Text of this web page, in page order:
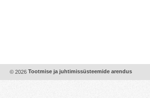
© 2026 Tootmise ja juhtimissüsteemide arendus